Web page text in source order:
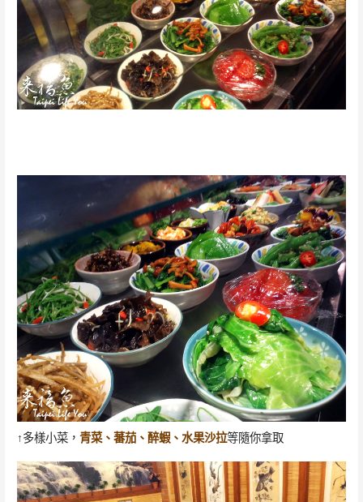
↑多樣小菜， 青菜、蕃茄、醉蝦、水果沙拉等隨你拿取